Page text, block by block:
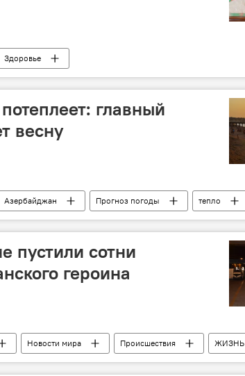
Здоровье
главный
весну
Азербайджан Прогноз погоды тепло
пустили сотни
героина
Новости мира Происшествия
ЖИЗНЬ
комитет АР
граница